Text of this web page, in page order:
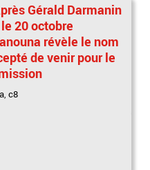
Gérald Darmanin
20 octobre
révèle le nom
de venir pour le
,c8